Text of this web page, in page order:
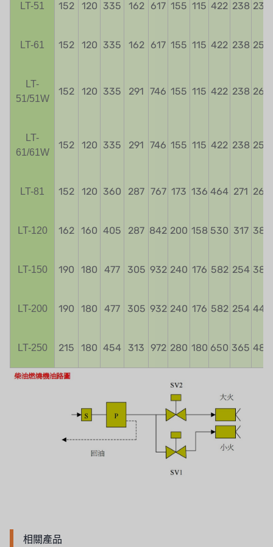
LT-51 152 120 335 162 617 155 115 422 238 230
LT-61 152 120 335 162 617 155 115 422 238 254
LT-
51/51W
152 120 335 291 746 155 115 422 238 260
LT-
61/61W
152 120 335 291 746 155 115 422 238 254
LT-81 152 120 360 287 767 173 136 464 271 260
LT-120 162 160 405 287 842 200 158 530 317 380
LT-150 190 180 477 305 932 240 176 582 254 380
LT-200 190 180 477 305 932 240 176 582 254 446
LT-250 215 180 454 313 972 280 180 650 365 485
相關產品